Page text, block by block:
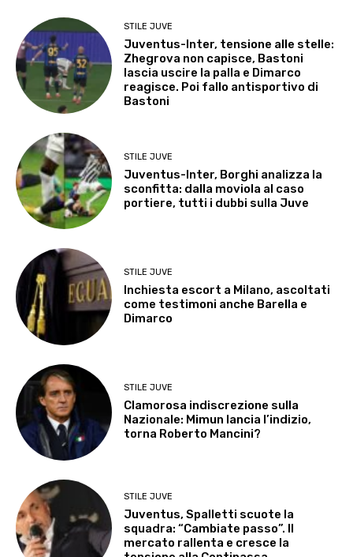
STILE JUVE
Juventus-Inter, tensione alle stelle:
Zhegrova non capisce, Bastoni
lascia uscire la palla e Dimarco
reagisce. Poi fallo antisportivo di
Bastoni
STILE JUVE
Juventus-Inter, Borghi analizza la
sconfitta: dalla moviola al caso
portiere, tutti i dubbi sulla Juve
STILE JUVE
Inchiesta escort a Milano, ascoltati
come testimoni anche Barella e
Dimarco
STILE JUVE
Clamorosa indiscrezione sulla
Nazionale: Mimun lancia l’indizio,
torna Roberto Mancini?
STILE JUVE
Juventus, Spalletti scuote la
squadra: “Cambiate passo”. Il
mercato rallenta e cresce la